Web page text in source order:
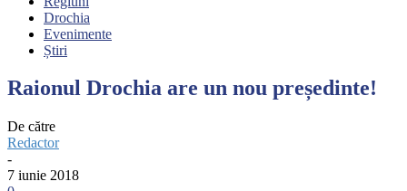
Drochia
Evenimente
Știri
Raionul Drochia are un nou președinte!
De către
Redactor
-
7 iunie 2018